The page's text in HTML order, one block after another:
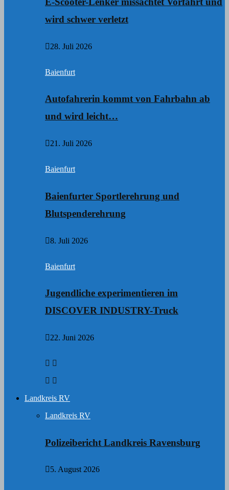
wird schwer verletzt
28. Juli 2026
Baienfurt
Autofahrerin kommt von Fahrbahn ab
und wird leicht…
21. Juli 2026
Baienfurt
Baienfurter Sportlerehrung und
Blutspenderehrung
8. Juli 2026
Baienfurt
Jugendliche experimentieren im
DISCOVER INDUSTRY-Truck
22. Juni 2026
Landkreis RV
Landkreis RV
Polizeibericht Landkreis Ravensburg
5. August 2026